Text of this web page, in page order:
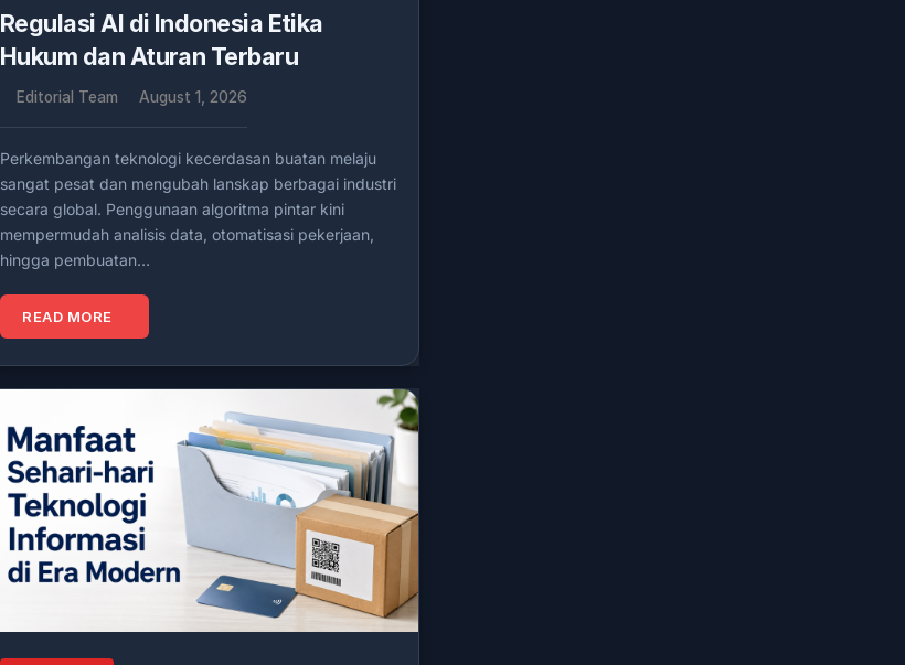
Regulasi AI di Indonesia Etika
Hukum dan Aturan Terbaru
Editorial Team August 1, 2026
Perkembangan teknologi kecerdasan buatan melaju
sangat pesat dan mengubah lanskap berbagai industri
secara global. Penggunaan algoritma pintar kini
mempermudah analisis data, otomatisasi pekerjaan,
hingga pembuatan…
READ MORE